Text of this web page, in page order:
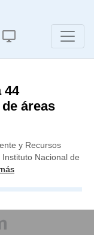
44
áreas
y Recursos
Nacional de